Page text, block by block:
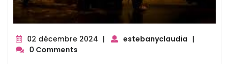
02 décembre 2024 02
| estebanyclaudia |
0 Comments